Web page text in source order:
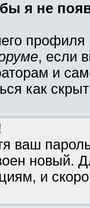
я не
, если
и
как
ваш
новый.
и